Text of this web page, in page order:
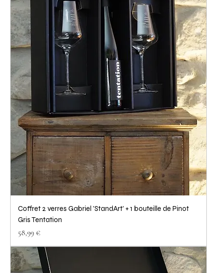
Coffret 2 verres Gabriel 'StandArt' + 1 bouteille de Pinot
Gris Tentation
Prix
58,99 €